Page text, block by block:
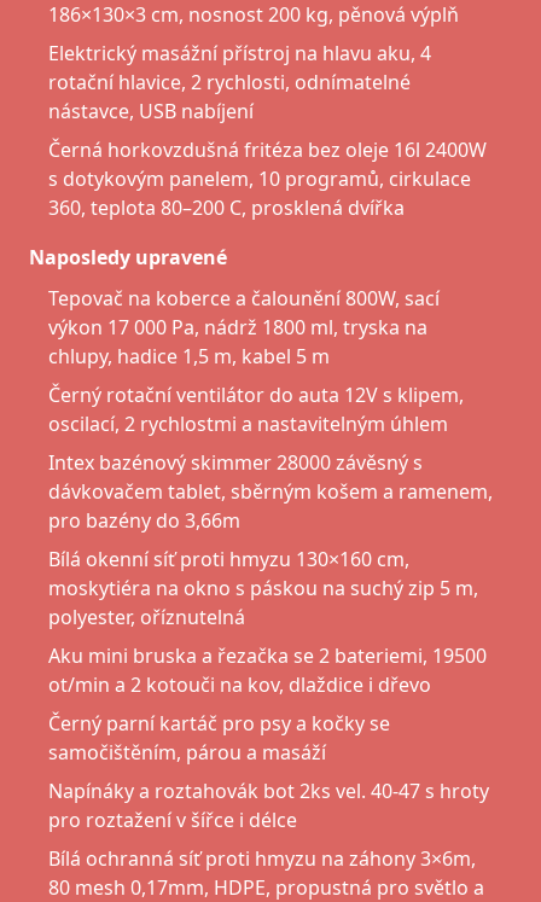
186×130×3 cm, nosnost 200 kg, pěnová výplň
Elektrický masážní přístroj na hlavu aku, 4
rotační hlavice, 2 rychlosti, odnímatelné
nástavce, USB nabíjení
Černá horkovzdušná fritéza bez oleje 16l 2400W
s dotykovým panelem, 10 programů, cirkulace
360, teplota 80–200 C, prosklená dvířka
Naposledy upravené
Tepovač na koberce a čalounění 800W, sací
výkon 17 000 Pa, nádrž 1800 ml, tryska na
chlupy, hadice 1,5 m, kabel 5 m
Černý rotační ventilátor do auta 12V s klipem,
oscilací, 2 rychlostmi a nastavitelným úhlem
Intex bazénový skimmer 28000 závěsný s
dávkovačem tablet, sběrným košem a ramenem,
pro bazény do 3,66m
Bílá okenní síť proti hmyzu 130×160 cm,
moskytiéra na okno s páskou na suchý zip 5 m,
polyester, oříznutelná
Aku mini bruska a řezačka se 2 bateriemi, 19500
ot/min a 2 kotouči na kov, dlaždice i dřevo
Černý parní kartáč pro psy a kočky se
samočištěním, párou a masáží
Napínáky a roztahovák bot 2ks vel. 40-47 s hroty
pro roztažení v šířce i délce
Bílá ochranná síť proti hmyzu na záhony 3×6m,
80 mesh 0,17mm, HDPE, propustná pro světlo a